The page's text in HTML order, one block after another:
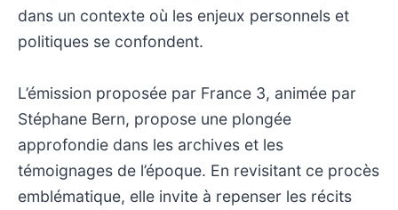
dans un contexte où les enjeux personnels et
politiques se confondent.
L’émission proposée par France 3, animée par
Stéphane Bern, propose une plongée
approfondie dans les archives et les
témoignages de l’époque. En revisitant ce procès
emblématique, elle invite à repenser les récits